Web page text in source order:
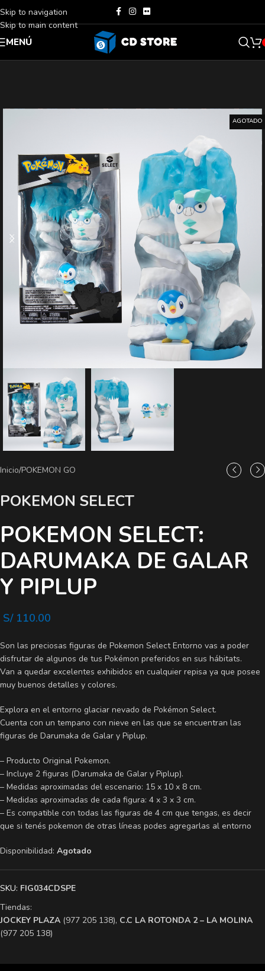
Skip to navigation
Skip to main content
MENÚ
AGOTADO
Inicio/POKEMON GO
POKEMON SELECT
POKEMON SELECT:
DARUMAKA DE GALAR
Y PIPLUP
S/110.00
Son las preciosas figuras de Pokemon Select Entorno vas a poder
disfrutar de algunos de tus Pokémon preferidos en sus hábitats.
Van a quedar excelentes exhibidos en cualquier repisa ya que posee
muy buenos detalles y colores.
Explora en el entorno glaciar nevado de Pokémon Select.
Cuenta con un tempano con nieve en las que se encuentran las
figuras de Darumaka de Galar y Piplup.
– Producto Original Pokemon.
– Incluye 2 figuras (Darumaka de Galar y Piplup).
– Medidas aproximadas del escenario: 15 x 10 x 8 cm.
– Medidas aproximadas de cada figura: 4 x 3 x 3 cm.
– Es compatible con todas las figuras de 4 cm que tengas, es decir
que si tenés pokemon de otras líneas podes agregarlas al entorno
Disponibilidad: Agotado
SKU: FIG034CDSPE
Tiendas:
​JOCKEY PLAZA (977 205 138), ​C.C LA ROTONDA 2 – LA MOLINA
(977 205 138)